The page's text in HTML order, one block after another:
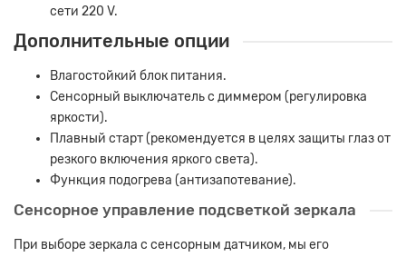
сети 220 V.
Дополнительные опции
Влагостойкий блок питания.
Сенсорный выключатель с диммером (регулировка
яркости).
Плавный старт (рекомендуется в целях защиты глаз от
резкого включения яркого света).
Функция подогрева (антизапотевание).
Сенсорное управление подсветкой зеркала
При выборе зеркала с сенсорным датчиком, мы его